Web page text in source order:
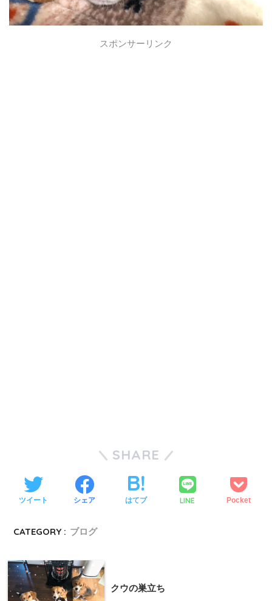
スポンサーリンク
SHARE
ツイート シェア はてブ LINE Pocket
CATEGORY : ブログ
クウの巣立ち